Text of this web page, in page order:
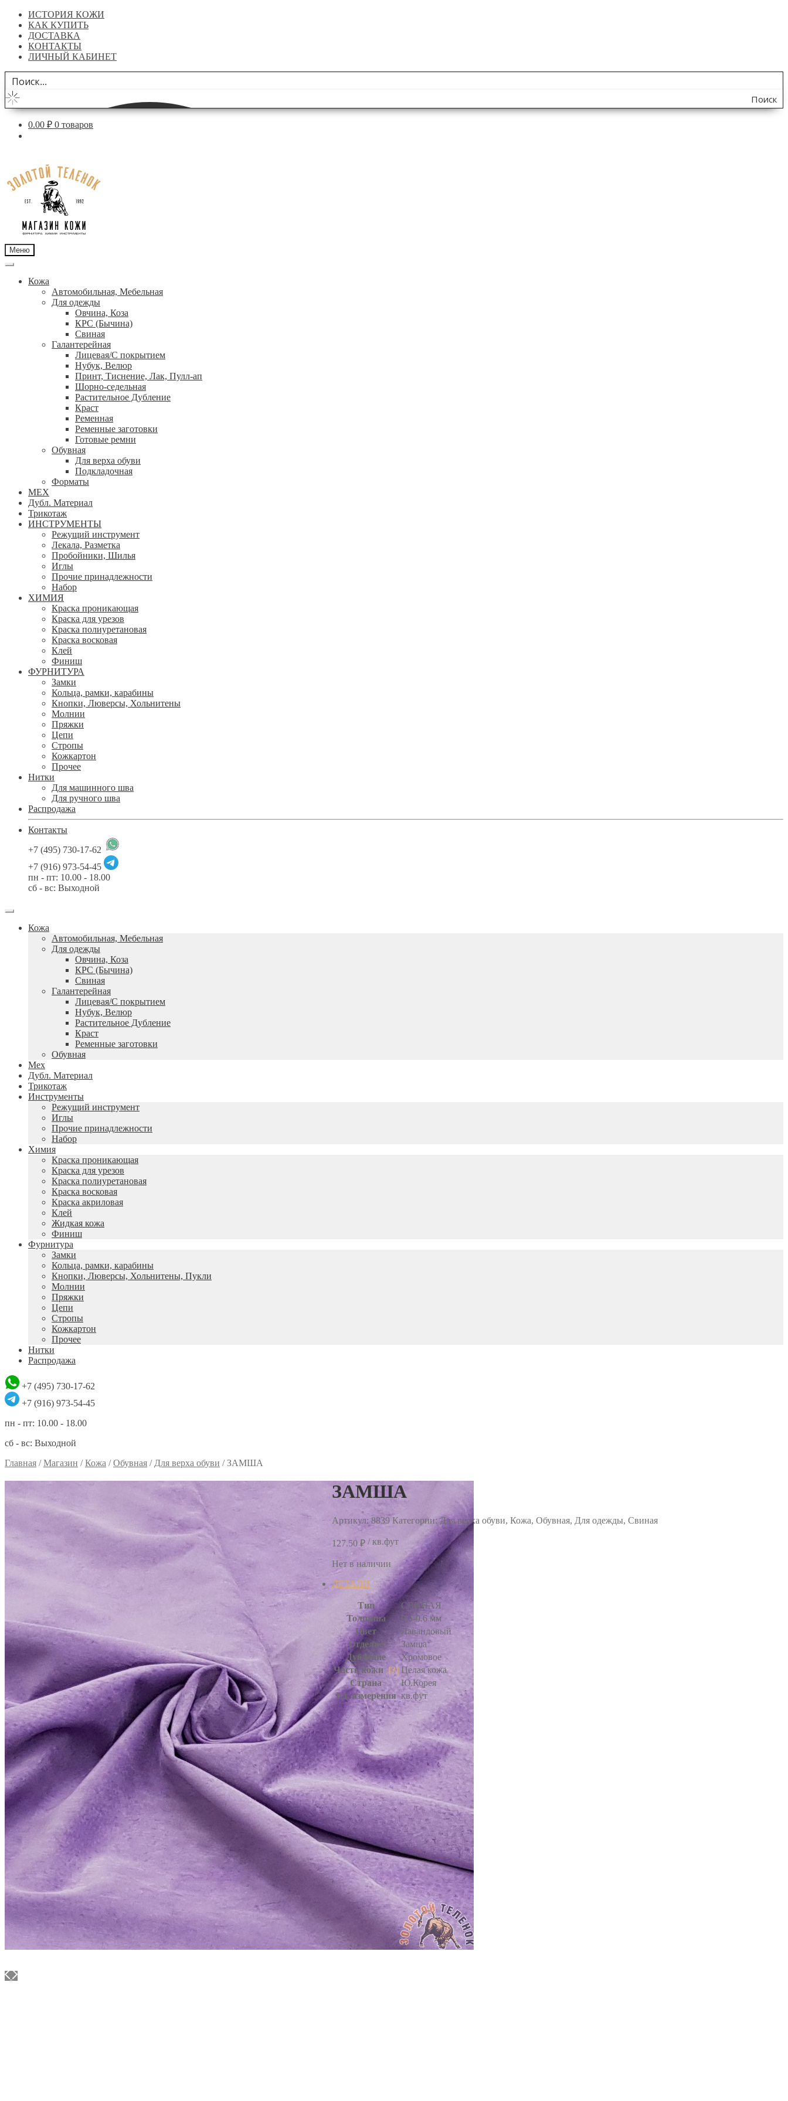
ИСТОРИЯ КОЖИ
КАК КУПИТЬ
ДОСТАВКА
КОНТАКТЫ
ЛИЧНЫЙ КАБИНЕТ
Поиск
по
0.00 ₽ 0 товаров
навигации
содержимому
Меню
Кожа
Автомобильная, Мебельная
Для одежды
Овчина, Коза
КРС (Бычина)
Свиная
Галантерейная
Лицевая/С покрытием
Нубук, Велюр
Принт, Тиснение, Лак, Пулл-ап
Шорно-седельная
Растительное Дубление
Краст
Ременная
Ременные заготовки
Готовые ремни
Обувная
Для верха обуви
Подкладочная
Форматы
МЕХ
Дубл. Материал
Трикотаж
ИНСТРУМЕНТЫ
Режущий инструмент
Лекала, Разметка
Пробойники, Шилья
Иглы
Прочие принадлежности
Набор
ХИМИЯ
Краска проникающая
Краска для урезов
Краска полиуретановая
Краска восковая
Клей
Финиш
ФУРНИТУРА
Замки
Кольца, рамки, карабины
Кнопки, Люверсы, Хольнитены
Молнии
Пряжки
Цепи
Стропы
Кожкартон
Прочее
Нитки
Для машинного шва
Для ручного шва
Распродажа
Контакты
+7 (495) 730-17-62
+7 (916) 973-54-45
пн - пт: 10.00 - 18.00
сб - вс: Выходной
Кожа
Автомобильная, Мебельная
Для одежды
Овчина, Коза
КРС (Бычина)
Свиная
Галантерейная
Лицевая/С покрытием
Нубук, Велюр
Растительное Дубление
Краст
Ременные заготовки
Обувная
Мех
Дубл. Материал
Трикотаж
Инструменты
Режущий инструмент
Иглы
Прочие принадлежности
Набор
Химия
Краска проникающая
Краска для урезов
Краска полиуретановая
Краска восковая
Краска акриловая
Клей
Жидкая кожа
Финиш
Фурнитура
Замки
Кольца, рамки, карабины
Кнопки, Люверсы, Хольнитены, Пукли
Молнии
Пряжки
Цепи
Стропы
Кожкартон
Прочее
Нитки
Распродажа
+7 (495) 730-17-62
+7 (916) 973-54-45
пн - пт: 10.00 - 18.00
сб - вс: Выходной
Главная /Магазин /Кожа /Обувная / Для верха обуви /ЗАМША
ЗАМША
Артикул:8839 Категории: Для верха обуви, Кожа, Обувная, Для одежды, Свиная
127.50 ₽/ кв.фут
Нет в наличии
ДЕТАЛИ
Тип
СВИНАЯ
Толщина
0.5-0.6 мм
Цвет
Лавандовый
Отделка
Замша
Дубление
Хромовое
Часть кожи [?] Целая кожа
Страна
Ю.Корея
Ед. измерения кв.фут
АППРЕТУРА ДЛЯ КОЖИ